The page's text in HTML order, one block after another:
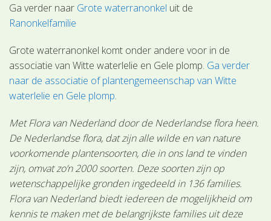
Ga verder naar Grote waterranonkel uit de
Ranonkelfamilie
Grote waterranonkel komt onder andere voor in de
associatie van Witte waterlelie en Gele plomp. Ga verder
naar de associatie of plantengemeenschap van Witte
waterlelie en Gele plomp.
Met Flora van Nederland door de Nederlandse flora heen.
De Nederlandse flora, dat zijn alle wilde en van nature
voorkomende plantensoorten, die in ons land te vinden
zijn, omvat zo’n 2000 soorten. Deze soorten zijn op
wetenschappelijke gronden ingedeeld in 136 families.
Flora van Nederland biedt iedereen de mogelijkheid om
kennis te maken met de belangrijkste families uit deze